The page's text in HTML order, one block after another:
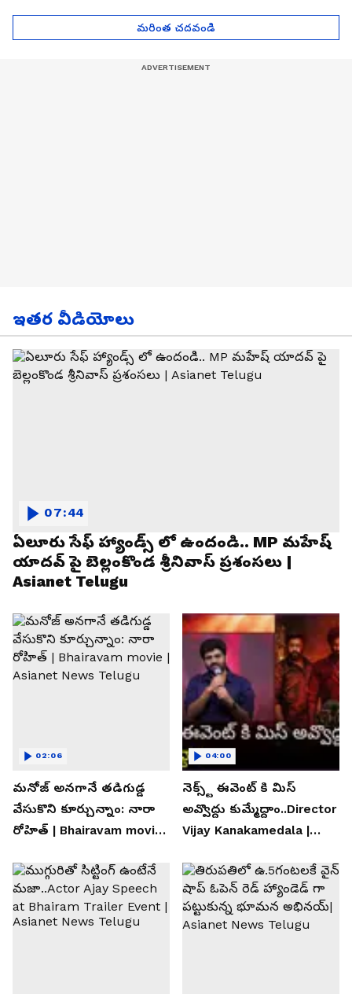
News Telugu
మరింత చదవండి
ఇతర వీడియోలు
ఏలూరు సేఫ్ హ్యాండ్స్ లో ఉందండి.. MP మహేష్
యాదవ్ పై బెల్లంకొండ శ్రీనివాస్ ప్రశంసలు |
Asianet Telugu
07:44
మనోజ్ అనగానే తడిగుడ్డ
వేసుకొని కూర్చున్నాం: నారా
రోహిత్ | Bhairavam movie |
02:06
నెక్స్ట్ ఈవెంట్ కి మిస్
అవ్వొద్దు కుమ్మేద్దాం..Director
Vijay Kanakamedala |
04:00